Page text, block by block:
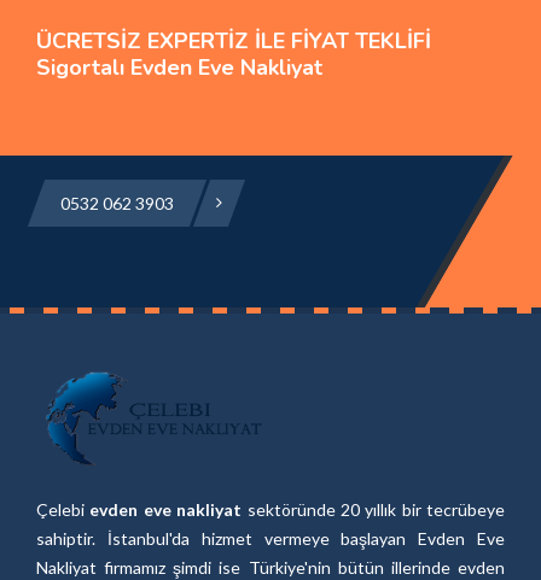
ÜCRETSİZ EXPERTİZ İLE FİYAT TEKLİFİ
Sigortalı Evden Eve Nakliyat
0532 062 3903
Çelebi evden eve nakliyat sektöründe 20 yıllık bir tecrübeye
sahiptir. İstanbul'da hizmet vermeye başlayan Evden Eve
Nakliyat firmamız şimdi ise Türkiye'nin bütün illerinde evden